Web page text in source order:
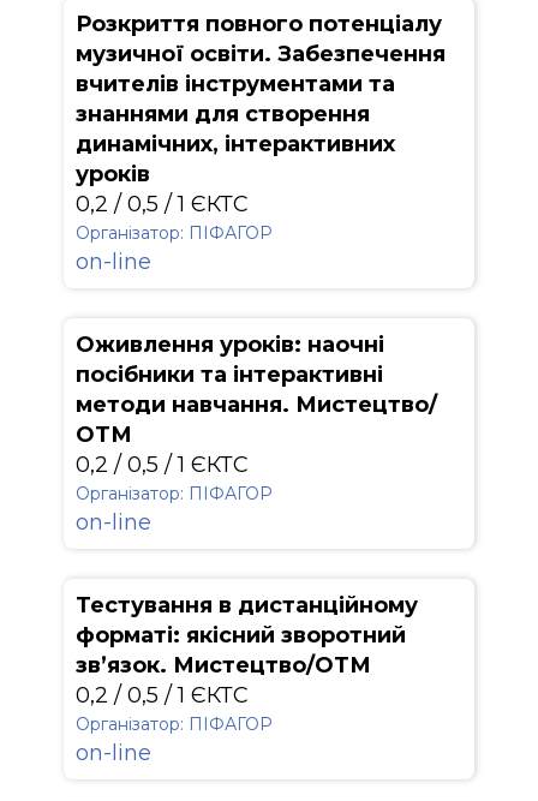
Розкриття повного потенціалу
музичної освіти. Забезпечення
вчителів інструментами та
знаннями для створення
динамічних, інтерактивних
уроків
0,2 / 0,5 / 1 ЄКТС
Організатор: ПІФАГОР
on-line
Оживлення уроків: наочні
посібники та інтерактивні
методи навчання. Мистецтво/
ОТМ
0,2 / 0,5 / 1 ЄКТС
Організатор: ПІФАГОР
on-line
Тестування в дистанційному
форматі: якісний зворотний
зв’язок. Мистецтво/ОТМ
0,2 / 0,5 / 1 ЄКТС
Організатор: ПІФАГОР
on-line